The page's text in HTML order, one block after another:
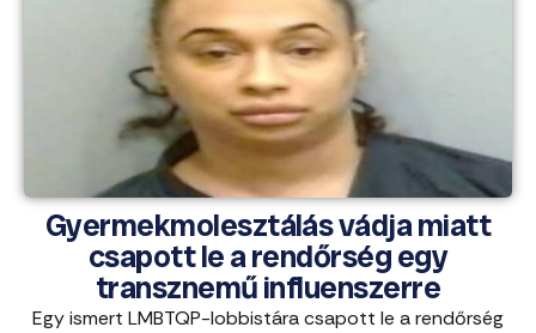
Gyermekmolesztálás vádja miatt
csapott le a rendőrség egy
transznemű influenszerre
Egy ismert LMBTQP-lobbistára csapott le a rendőrség